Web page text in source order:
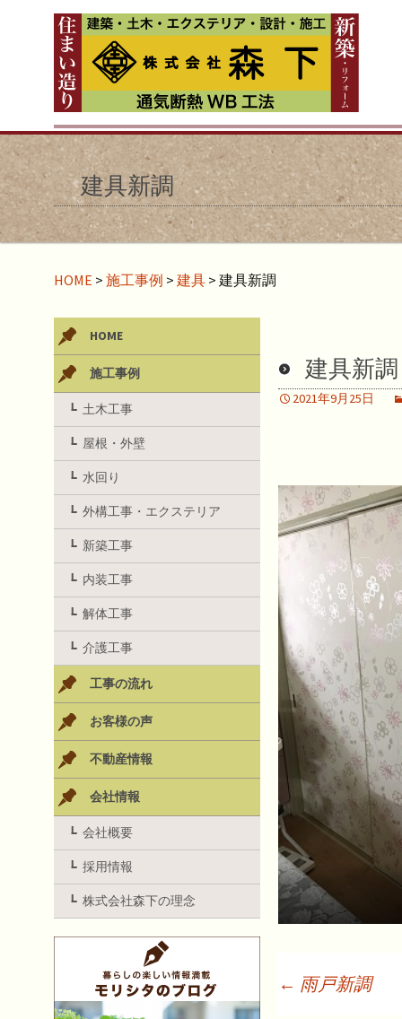
建具新調
HOME > 施工事例 > 建具 > 建具新調
建具新調
2021年9月25日
← 雨戸新調
HOME
施工事例
土木工事
屋根・外壁
水回り
外構工事・エクステリア
新築工事
内装工事
解体工事
介護工事
工事の流れ
お客様の声
不動産情報
会社情報
会社概要
採用情報
株式会社森下の理念